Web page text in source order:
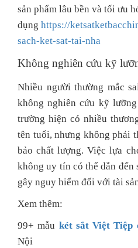
sản phẩm lâu bền và tối ưu
dụng https://
sach-ket-sat-tai-nha
Không nghiên cứu kỹ
Nhiều người thường mắc
không nghiên cứu kỹ
trường hiện có nhiều
tên tuổi, nhưng không phải
bảo chất lượng. Việc lựa
không uy tín có thể dẫn đến
gây nguy hiểm đối với tài
Xem thêm:
99+ mẫu két sắt Việt Tiệp
Nội